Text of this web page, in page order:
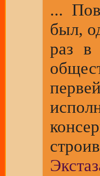
...
был,
раз в